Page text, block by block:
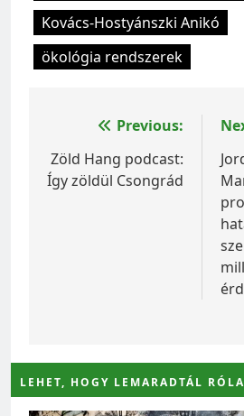
Kovács-Hostyánszki Anikó
ökológia rendszerek
Bejegyzés
navigáció
Previous:
Zöld Hang podcast:
Így zöldül Csongrád
LEHET, HOGY LEMARADTÁL